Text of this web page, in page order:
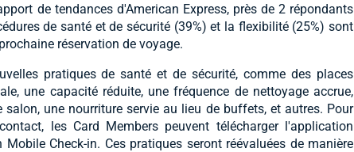
de tendances d'American Express, près de 2 répondants
de santé et de sécurité (39%) et la flexibilité (25%) sont
réservation de voyage.
pratiques de santé et de sécurité, comme des places
une capacité réduite, une fréquence de nettoyage accrue,
une nourriture servie au lieu de buffets, et autres. Pour
les Card Members peuvent télécharger l'application
Check-in. Ces pratiques seront réévaluées de manière